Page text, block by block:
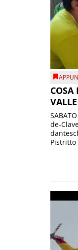
COSA
de-
Pistritto